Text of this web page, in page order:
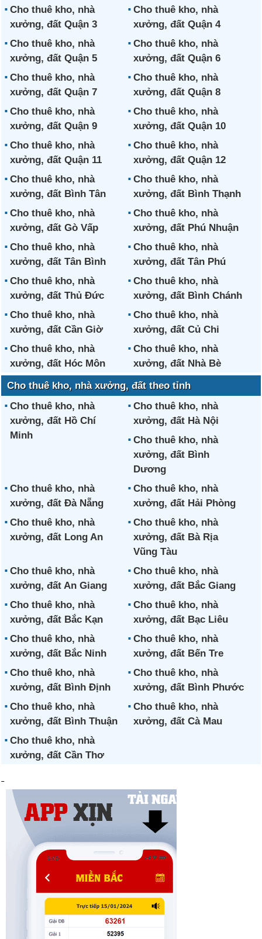
Cho thuê kho, nhà
xưởng, đất Quận 3
Cho thuê kho, nhà
xưởng, đất Quận 4
Cho thuê kho, nhà
xưởng, đất Quận 5
Cho thuê kho, nhà
xưởng, đất Quận 6
Cho thuê kho, nhà
xưởng, đất Quận 7
Cho thuê kho, nhà
xưởng, đất Quận 8
Cho thuê kho, nhà
xưởng, đất Quận 9
Cho thuê kho, nhà
xưởng, đất Quận 10
Cho thuê kho, nhà
xưởng, đất Quận 11
Cho thuê kho, nhà
xưởng, đất Quận 12
Cho thuê kho, nhà
xưởng, đất Bình Tân
Cho thuê kho, nhà
xưởng, đất Bình Thạnh
Cho thuê kho, nhà
xưởng, đất Gò Vấp
Cho thuê kho, nhà
xưởng, đất Phú Nhuận
Cho thuê kho, nhà
xưởng, đất Tân Bình
Cho thuê kho, nhà
xưởng, đất Tân Phú
Cho thuê kho, nhà
xưởng, đất Thủ Đức
Cho thuê kho, nhà
xưởng, đất Bình Chánh
Cho thuê kho, nhà
xưởng, đất Cần Giờ
Cho thuê kho, nhà
xưởng, đất Củ Chi
Cho thuê kho, nhà
xưởng, đất Hóc Môn
Cho thuê kho, nhà
xưởng, đất Nhà Bè
Cho thuê kho, nhà xưởng, đất theo tỉnh
Cho thuê kho, nhà
xưởng, đất Hồ Chí
Minh
Cho thuê kho, nhà
xưởng, đất Hà Nội
Cho thuê kho, nhà
xưởng, đất Bình
Dương
Cho thuê kho, nhà
xưởng, đất Đà Nẵng
Cho thuê kho, nhà
xưởng, đất Hải Phòng
Cho thuê kho, nhà
xưởng, đất Long An
Cho thuê kho, nhà
xưởng, đất Bà Rịa
Vũng Tàu
Cho thuê kho, nhà
xưởng, đất An Giang
Cho thuê kho, nhà
xưởng, đất Bắc Giang
Cho thuê kho, nhà
xưởng, đất Bắc Kạn
Cho thuê kho, nhà
xưởng, đất Bạc Liêu
Cho thuê kho, nhà
xưởng, đất Bắc Ninh
Cho thuê kho, nhà
xưởng, đất Bến Tre
Cho thuê kho, nhà
xưởng, đất Bình Định
Cho thuê kho, nhà
xưởng, đất Bình Phước
Cho thuê kho, nhà
xưởng, đất Bình Thuận
Cho thuê kho, nhà
xưởng, đất Cà Mau
Cho thuê kho, nhà
xưởng, đất Cần Thơ